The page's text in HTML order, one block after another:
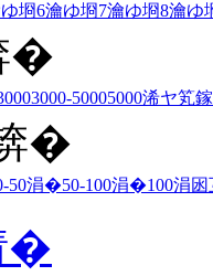
埛6瀹ゆ埛7瀹ゆ埛8瀹ゆ
�
3000-50005000浠ヤ笂
�
50涓�50-100涓�100涓
�